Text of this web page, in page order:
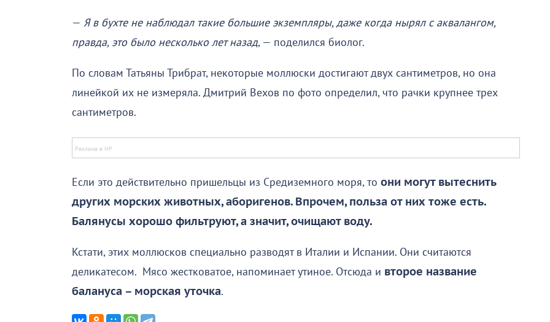
— Я в бухте не наблюдал такие большие экземпляры, даже когда нырял с аквалангом,
правда, это было несколько лет назад, — поделился биолог.
По словам Татьяны Трибрат, некоторые моллюски достигают двух сантиметров, но она
линейкой их не измеряла. Дмитрий Вехов по фото определил, что рачки крупнее трех
сантиметров.
Если это действительно пришельцы из Средиземного моря, то они могут вытеснить
других морских животных, аборигенов. Впрочем, польза от них тоже есть.
Балянусы хорошо фильтруют, а значит, очищают воду.
Кстати, этих моллюсков специально разводят в Италии и Испании. Они считаются
деликатесом. Мясо жестковатое, напоминает утиное. Отсюда и второе название
балануса – морская уточка.